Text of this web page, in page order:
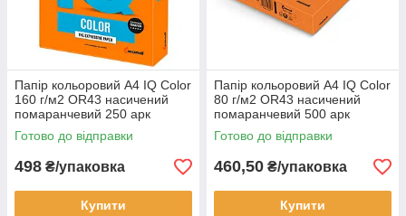
Папір кольоровий А4 IQ Color
160 г/м2 OR43 насичений
помаранчевий 250 арк
Готово до відправки
498 ₴/упаковка
Купити
Папір кольоровий А4 IQ Color
80 г/м2 OR43 насичений
помаранчевий 500 арк
Готово до відправки
460,50 ₴/упаковка
Купити